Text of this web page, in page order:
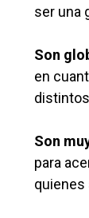
ser una
Son
en
Son
para
quienes